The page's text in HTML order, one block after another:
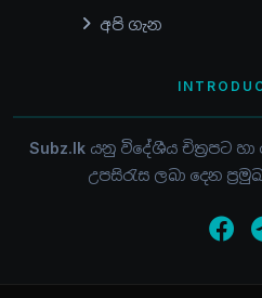
අපි ගැන
Subz.lkයනු විදේශීය චිත්‍රපට හා
උපසිරැස ලබා දෙන